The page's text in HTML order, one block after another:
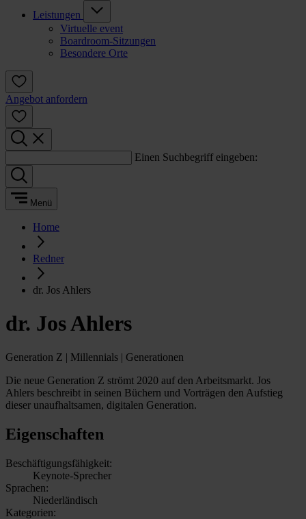
Leistungen
Virtuelle event
Boardroom-Sitzungen
Besondere Orte
Angebot anfordern
Einen Suchbegriff eingeben:
Menü
Home
Redner
dr. Jos Ahlers
dr. Jos Ahlers
Generation Z | Millennials | Generationen
Die neue Generation Z strömt 2020 auf den Arbeitsmarkt. Jos
Ahlers beschreibt in seinen Büchern und Vorträgen den Aufstieg
dieser unaufhaltsamen, digitalen Generation.
Eigenschaften
Beschäftigungsfähigkeit:
Keynote-Sprecher
Sprachen:
Niederländisch
Kategorien: